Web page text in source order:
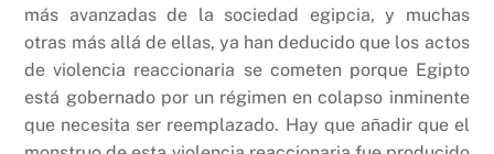
más avanzadas de la sociedad egipcia, y muchas
otras más allá de ellas, ya han deducido que los actos
de violencia reaccionaria se cometen porque Egipto
está gobernado por un régimen en colapso inminente
que necesita ser reemplazado. Hay que añadir que el